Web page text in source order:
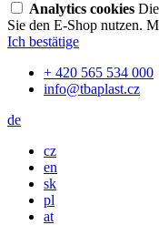
Analytics cookies
Sie den E-Shop nutzen.
Ich bestätige
+ 420 565 534 000
info@tbaplast.cz
de
cz
en
sk
pl
at